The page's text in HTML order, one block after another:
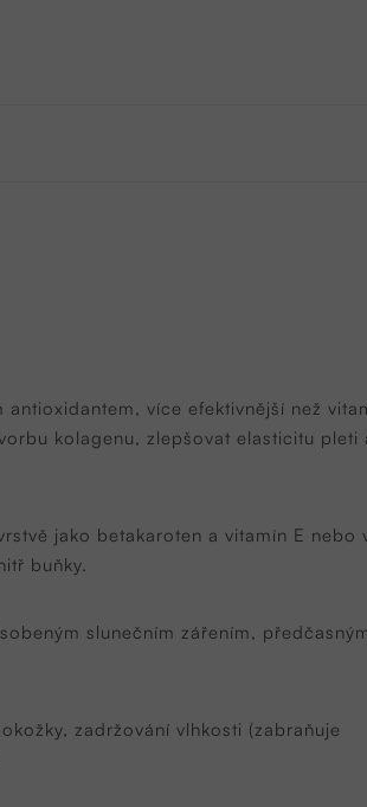
více efektivnější než
kolagenu, zlepšovat elasticitu pleti
jako betakaroten a vitamín E nebo
buňky.
slunečním zářením,
zadržování vlhkosti (zabraňuje